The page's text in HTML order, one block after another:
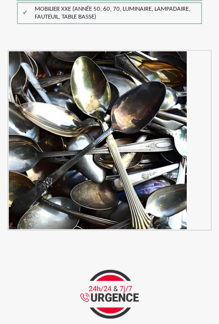
MOBILIER XXE (ANNÉE 50, 60, 70, LUMINAIRE, LAMPADAIRE,
FAUTEUIL, TABLE BASSE)